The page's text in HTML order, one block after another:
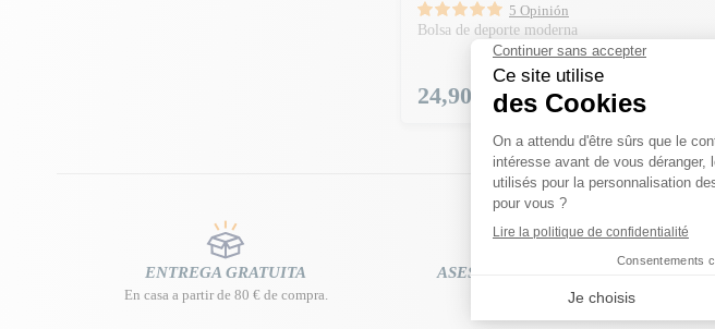
5 Opinión
Bolsa de deporte moderna
Precio
24,90 €
ENTREGA GRATUITA
En casa a partir de 80 € de compra.
ASESORAMIENTO DE EXPERTOS
gratuito y personalizado